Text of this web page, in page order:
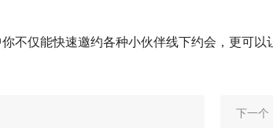
不仅能快速邀约各种小伙伴线下约会，更可
下一个